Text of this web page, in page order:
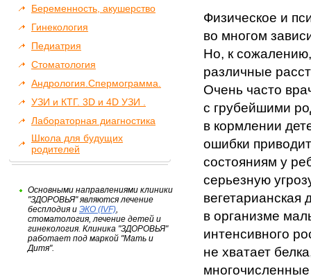
Беременность, акушерство
Гинекология
Педиатрия
Стоматология
Андрология.Спермограмма.
УЗИ и КТГ. 3D и 4D УЗИ .
Лабораторная диагностика
Школа для будущих
родителей
Основными направлениями клиники
"ЗДОРОВЬЯ" являются лечение
бесплодия и ЭКО (IVF),
стоматология, лечение детей и
гинекология. Клиника "ЗДОРОВЬЯ"
работает под маркой "Мать и
Дитя".
Физическое и
во многом
Но, к
различные
Очень часто
с грубейшими
в кормлении
ошибки
состояниям у
серьезную
вегетарианская
в организме
интенсивного
не хватает